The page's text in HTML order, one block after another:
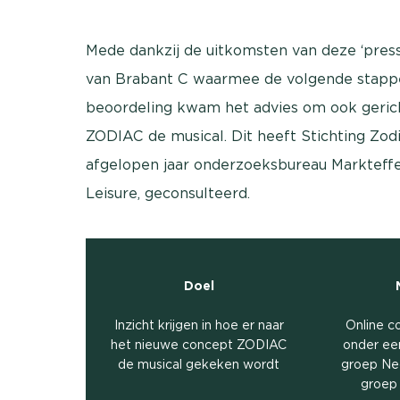
Mede dankzij de uitkomsten van deze
van Brabant C waarmee de volgende
beoordeling kwam het advies om ook
ZODIAC de musical. Dit heeft Stichting
afgelopen jaar onderzoeksbureau
Leisure, geconsulteerd.
Doel
Inzicht krijgen in hoe er naar
het nieuwe concept ZODIAC
de musical gekeken wordt
Online
onder
groep
groep